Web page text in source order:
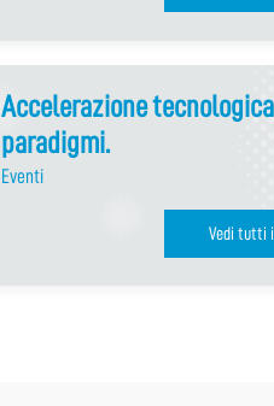
Accelerazione
paradigmi.
Eventi
Vedi tutti